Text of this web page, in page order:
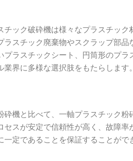
チック破砕機は様々なプラスチッ
ラスチック廃棄物やスクラップ部
プラスチックシート、円筒形のプ
業界に多様な選択肢をもたらします。
砕機と比べて、一軸プラスチック
セスが安定で信頼性が高く、故障
一定であることを保証することがで